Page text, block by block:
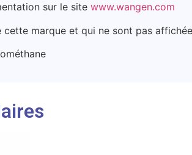
sur le sitewww.wangen.com
cette marque et qui ne sont pas